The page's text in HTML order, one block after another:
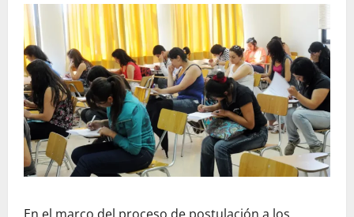
En el marco del proceso de postulación a los